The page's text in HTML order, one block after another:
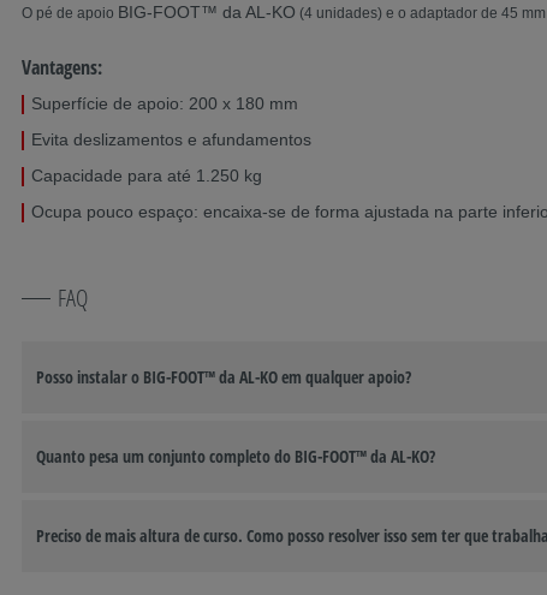
O pé de apoio BIG-FOOT™ da AL-KO (4 unidades) e o adaptador de 45
Vantagens:
Superfície de apoio: 200 x 180 mm
Evita deslizamentos e afundamentos
Capacidade para até 1.250 kg
Ocupa pouco espaço: encaixa-se de forma ajustada na parte
FAQ
Posso instalar o BIG-FOOT™ da AL-KO em qualquer apoio?
Quanto pesa um conjunto completo do BIG-FOOT™ da AL-KO?
Preciso de mais altura de curso. Como posso resolver isso sem ter que